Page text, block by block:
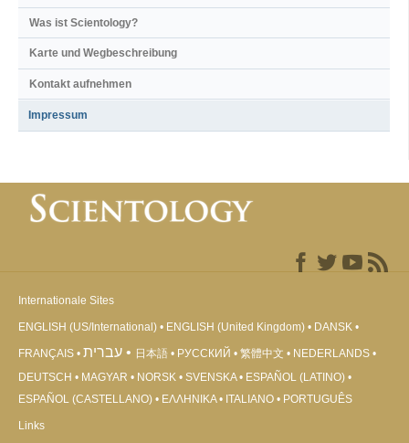
Was ist Scientology?
Karte und Wegbeschreibung
Kontakt aufnehmen
Impressum
Internationale Sites
ENGLISH (US/International) ENGLISH (United Kingdom) DANSK
FRANÇAIS עברית 日本語 РУССКИЙ 繁體中文
NEDERLANDS
DEUTSCH
MAGYAR NORSK SVENSKA
ESPAÑOL (LATINO)
ESPAÑOL (CASTELLANO)
ΕΛΛΗΝΙΚA ITALIANO PORTUGUÊS
Links